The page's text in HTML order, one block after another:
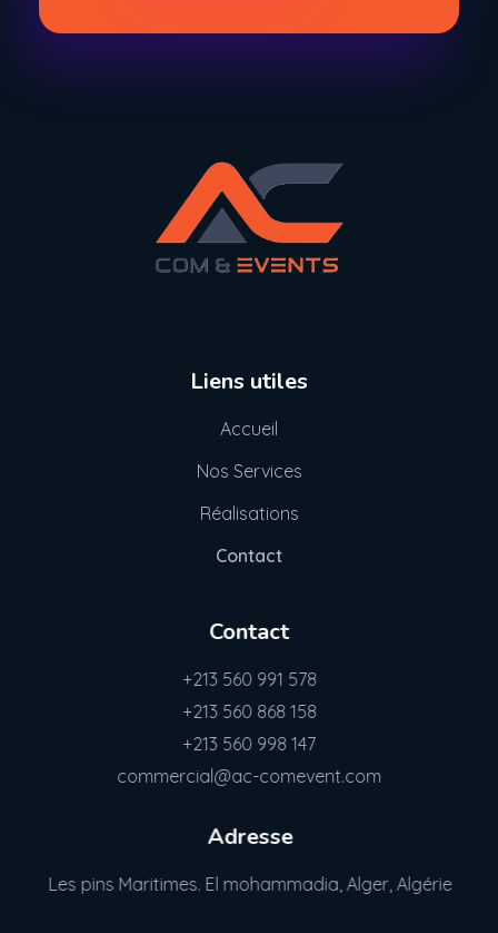
Liens utiles
Accueil
Nos Services
Réalisations
Contact
Contact
+213 560 991 578
+213 560 868 158
+213 560 998 147
commercial@ac-comevent.com
Adresse
Les pins Maritimes. El mohammadia, Alger, Algérie